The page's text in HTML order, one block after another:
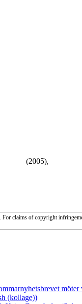
(2005),
claims of copyright
(kollage))